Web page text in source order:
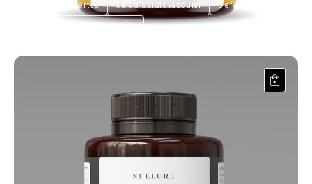
Huesos fuertes Salud cardiovascular Defensas
Recuperación muscular
Shilajit